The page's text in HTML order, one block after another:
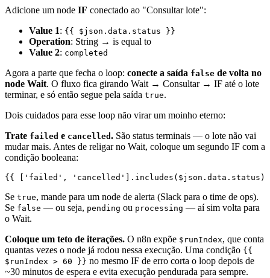
Adicione um node IF conectado ao "Consultar lote":
Value 1: {{ $json.data.status }}
Operation: String → is equal to
Value 2: completed
Agora a parte que fecha o loop: conecte a saída false de volta no
node Wait. O fluxo fica girando Wait → Consultar → IF até o lote
terminar, e só então segue pela saída true.
Dois cuidados para esse loop não virar um moinho eterno:
Trate failed e cancelled . São status terminais — o lote não vai
mudar mais. Antes de religar no Wait, coloque um segundo IF com a
condição booleana:
Se true, mande para um node de alerta (Slack para o time de ops).
Se false — ou seja, pending ou processing — aí sim volta para
o Wait.
Coloque um teto de iterações. O n8n expõe $runIndex, que conta
quantas vezes o node já rodou nessa execução. Uma condição {{
$runIndex > 60 }} no mesmo IF de erro corta o loop depois de
~30 minutos de espera e evita execução pendurada para sempre.